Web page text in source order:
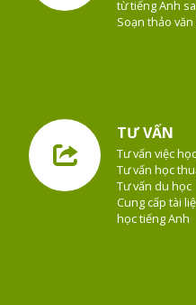
từ tiếng Anh
Soạn thảo
TƯ VẤN
Tư vấn việc
Tư vấn học
Tư vấn du học
Cung cấp tài
học tiếng Anh